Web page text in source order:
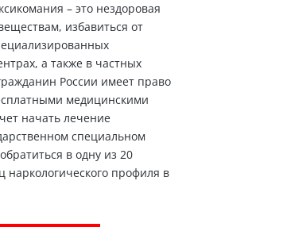
– это нездоровая
избавиться от
а также в частных
России имеет право
медицинскими
начать лечение
специальном
в одну из 20
профиля в